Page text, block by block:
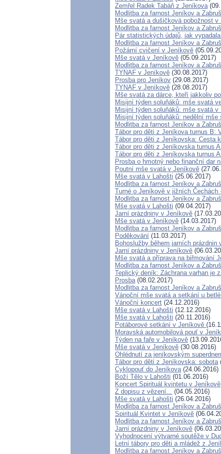
Zemřel Radek Tabáň z Jeníkova
Modlitba za farnost Jeníkov a
Mše svatá a dušičková pobožnost v
Modlitba za farnost Jeníkov a
Pár statistických údajů, jak
Modlitba za farnost Jeníkov a
Požární cvičení v Jeníkově
Mše svatá v Jeníkově (05.09.2017)
Modlitba za farnost Jeníkov a
TYNAF v Jeníkově (30.08.2017)
Prosba pro Jeníkov (29.08.2017)
TYNAF v Jeníkově (28.08.2017)
Mše svatá za dárce, kteří jakkoliv
Misijní týden soluňáků: mše svatá
Misijní týden soluňáků: mše svatá v
Misijní týden soluňáků: nedělní
Modlitba za farnost Jeníkov a
Tábor pro děti z Jeníkova turnus B:
Tábor pro děti z Jeníkovska: Cesta
Tábor pro děti z Jeníkovska turnus
Tábor pro děti z Jeníkovska turnus
Prosba o hmotný nebo finanční dar
Poutní mše svatá v Jeníkově
Mše svatá v Lahošti (25.06.2017)
Modlitba za farnost Jeníkov a
Turné o Jeníkově v jižních Čechách
Modlitba za farnost Jeníkov a
Mše svatá v Lahošti (09.04.2017)
Jarní prázdniny v Jeníkově
Mše svatá v Jeníkově (14.03.2017)
Modlitba za farnost Jeníkov a
Poděkování (11.03.2017)
Bohoslužby během jarních prázdnin
Jarní prázdniny v Jeníkově
Mše svatá a příprava na biřmování
Modlitba za farnost Jeníkov a
Teplický deník: Záchrana varhan je
Prosba(08.02.2017)
Modlitba za farnost Jeníkov a
Vánoční mše svatá a setkání u
Vánoční koncert (24.12.2016)
Mše svatá v Lahošti (12.12.2016)
Mše svatá v Lahošti (20.11.2016)
Potáborové setkání v Jeníkově
Moravská automobilová pouť v
Týden na faře v Jeníkově
Mše svatá v Jeníkově (30.08.2016)
Ohlédnutí za jeníkovským
Tábor pro děti z Jeníkovska: sobota
Cyklopouť do Jeníkova(24.06.2016)
Boží Tělo v Lahošti (01.06.2016)
Koncert Spirituál kvintetu v Jeníkově
Z dopisu z vězení... (04.05.2016)
Mše svatá v Lahošti (26.04.2016)
Modlitba za farnost Jeníkov a
Spirituál Kvintet v Jeníkově
Modlitba za farnost Jeníkov a
Jarní prázdniny v Jeníkově
Vyhodnocení výtvarné soutěže v
Letní tábory pro děti a mládež z
Modlitba za farnost Jeníkov a